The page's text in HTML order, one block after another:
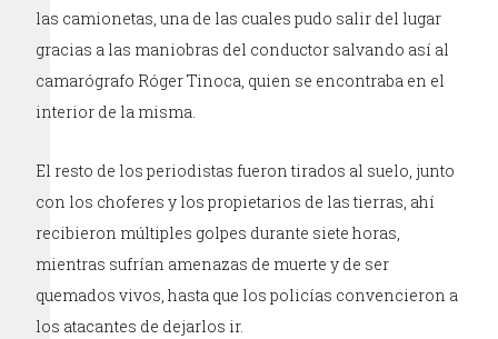
las camionetas, una de las cuales pudo salir del lugar
gracias a las maniobras del conductor salvando así al
camarógrafo Róger Tinoca, quien se encontraba en el
interior de la misma.
El resto de los periodistas fueron tirados al suelo, junto
con los choferes y los propietarios de las tierras, ahí
recibieron múltiples golpes durante siete horas,
mientras sufrían amenazas de muerte y de ser
quemados vivos, hasta que los policías convencieron a
los atacantes de dejarlos ir.